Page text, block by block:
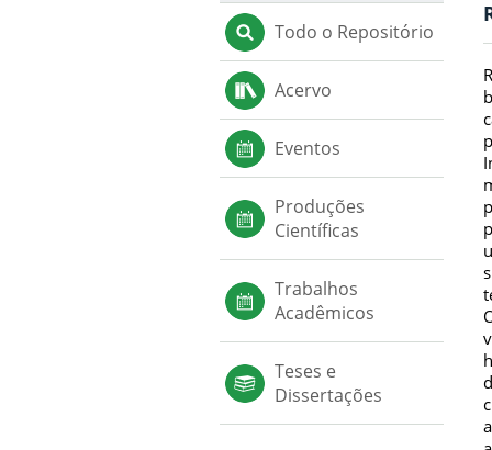
Todo o Repositório
Acervo
Eventos
Produções
Científicas
Trabalhos
Acadêmicos
Teses e
Dissertações